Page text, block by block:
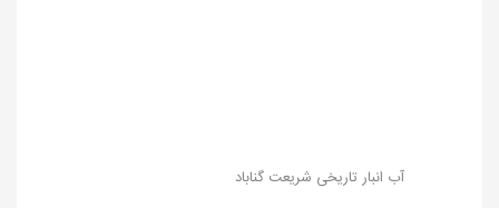
آب انبار تاریخی شریعت گناباد